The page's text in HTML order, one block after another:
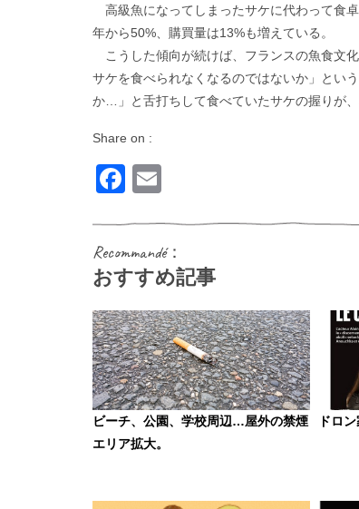
高級魚になってしまったサケに代わって食
年から50%、購買量は13%も増えている。
こうした傾向が続けば、フランスの魚食文
サケを食べられなくなるのではないか」とい
か…」と舌打ちして食べていたサケの握りが
Share on :
Facebook
Recommandé：
おすすめ記事
ビーチ、公園、学校周辺…屋外の禁煙
エリア拡大。
ドロ